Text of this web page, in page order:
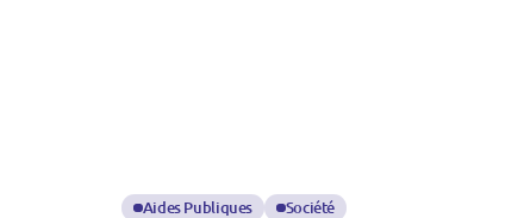
Aides Publiques Société